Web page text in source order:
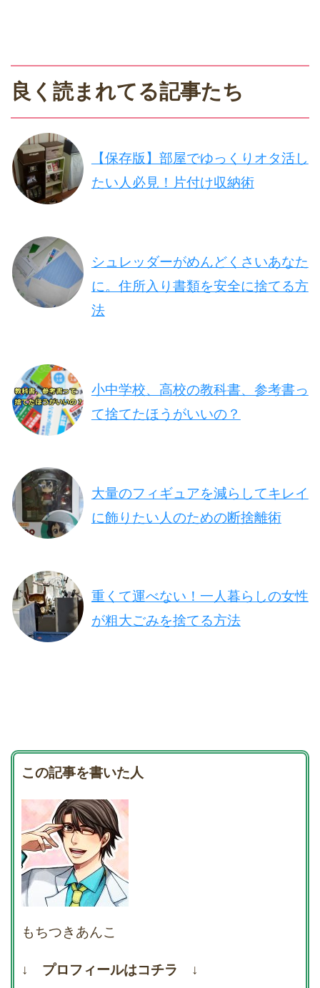
良く読まれてる記事たち
【保存版】部屋でゆっくりオタ活し
たい人必見！片付け収納術
シュレッダーがめんどくさいあなた
に。住所入り書類を安全に捨てる方
法
小中学校、高校の教科書、参考書っ
て捨てたほうがいいの？
大量のフィギュアを減らしてキレイ
に飾りたい人のための断捨離術
重くて運べない！一人暮らしの女性
が粗大ごみを捨てる方法
この記事を書いた人
もちつきあんこ
↓ プロフィールはコチラ ↓